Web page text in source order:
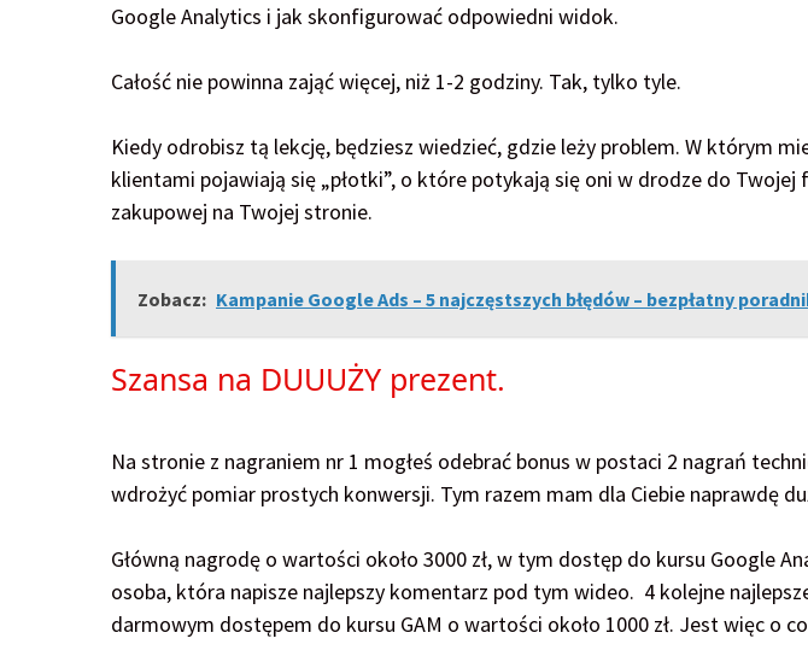
Google Analytics i jak skonfigurować odpowiedni widok.
Całość nie powinna zająć więcej, niż 1-2 godziny. Tak, tylko tyle.
Kiedy odrobisz tą lekcję, będziesz wiedzieć, gdzie leży problem. W którym
klientami pojawiają się „płotki”, o które potykają się oni w drodze do Twojej
zakupowej na Twojej stronie.
Zobacz: Kampanie Google Ads – 5 najczęstszych błędów – bezpłatny
Szansa na DUUUŻY prezent.
Na stronie z nagraniem nr 1 mogłeś odebrać bonus w postaci 2 nagrań
wdrożyć pomiar prostych konwersji. Tym razem mam dla Ciebie naprawdę
Główną nagrodę o wartości około 3000 zł, w tym dostęp do kursu Google
osoba, która napisze najlepszy komentarz pod tym wideo. 4 kolejne
darmowym dostępem do kursu GAM o wartości około 1000 zł. Jest więc o